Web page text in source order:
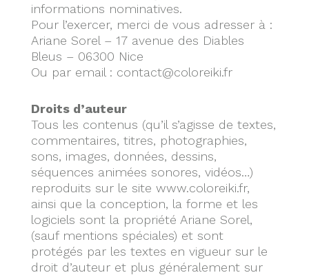
informations nominatives.
Pour l’exercer, merci de vous adresser à :
Ariane Sorel – 17 avenue des Diables
Bleus – 06300 Nice
Ou par email : contact@coloreiki.fr
Droits d’auteur
Tous les contenus (qu’il s’agisse de textes,
commentaires, titres, photographies,
sons, images, données, dessins,
séquences animées sonores, vidéos…)
reproduits sur le site www.coloreiki.fr,
ainsi que la conception, la forme et les
logiciels sont la propriété Ariane Sorel,
(sauf mentions spéciales) et sont
protégés par les textes en vigueur sur le
droit d’auteur et plus généralement sur